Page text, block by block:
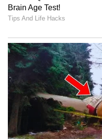
ಕೆಲಸಗಳು ಇಂದು ಪೂರ್ಣ
ಚಾಣಕ್ಯ ನೀತಿ: ಮದುವೆಯಾಗುವ
ಮುನ್ನ ಹೆಣ್ಮಕ್ಕಳು ಇವುಗಳನ್ನ
LATEST VIDEOS